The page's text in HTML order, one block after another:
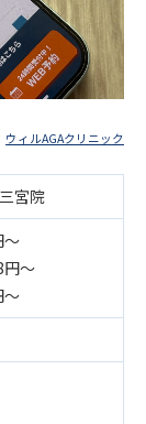
ウィルAGAクリニック
宮院
～
円～
～